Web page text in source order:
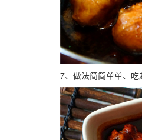
7、做法简简单单、吃